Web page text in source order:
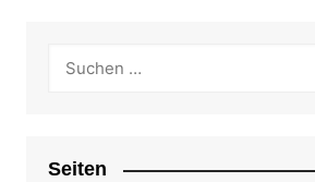
Seiten